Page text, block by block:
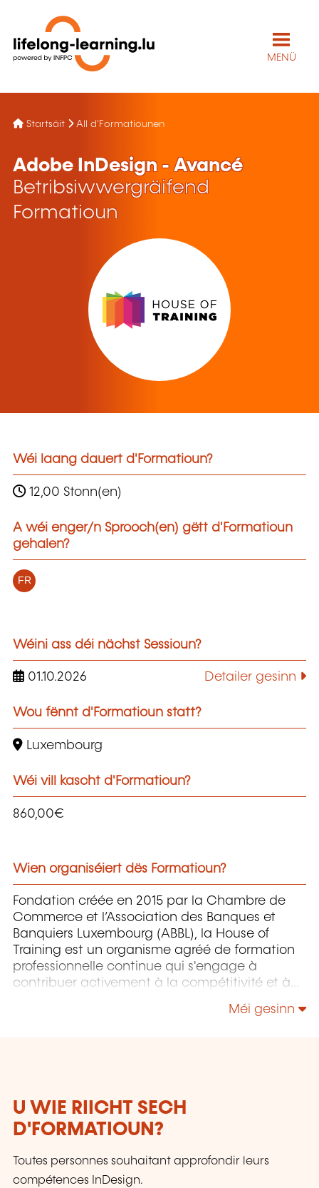
MENÜ
Startsäit All d'Formatiounen
Adobe InDesign - Avancé
Betribsiwwergräifend
Formatioun
Wéi laang dauert d'Formatioun?
12,00 Stonn(en)
A wéi enger/n Sprooch(en) gëtt d'Formatioun
gehalen?
FR
Wéini ass déi nächst Sessioun?
01.10.2026 Detailer gesinn
Wou fënnt d'Formatioun statt?
Luxembourg
Wéi vill kascht d'Formatioun?
860,00€
Wien organiséiert dës Formatioun?
Fondation créée en 2015 par la Chambre de
Commerce et l’Association des Banques et
Banquiers Luxembourg (ABBL), la House of
Training est un organisme agréé de formation
professionnelle continue qui s'engage à
contribuer activement à la compétitivité et à
les compétences de ceux qui font vivre son
Méi gesinn
U WIE RIICHT SECH
D'FORMATIOUN?
Toutes personnes souhaitant approfondir leurs
compétences InDesign.